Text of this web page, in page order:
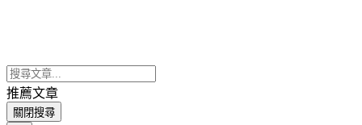
推薦文章
關閉搜尋